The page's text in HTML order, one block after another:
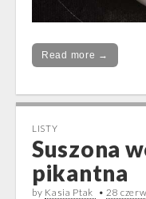
Read more →
LISTY
Suszona
pikantna
by Kasia Ptak • 28